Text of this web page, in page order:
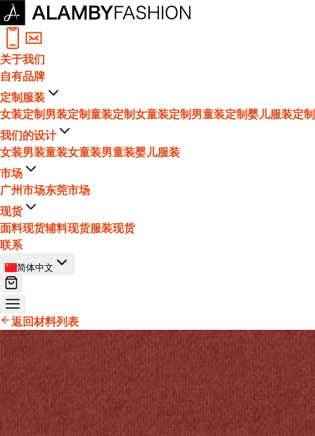
关于我们
自有品牌
定制服装
女装定制男装定制童装定制女童装定制男童装定制婴儿服装定制
我们的设计
女装男装童装女童装男童装婴儿服装
市场
广州市场东莞市场
现货
面料现货辅料现货服装现货
联系
简体中文
返回材料列表